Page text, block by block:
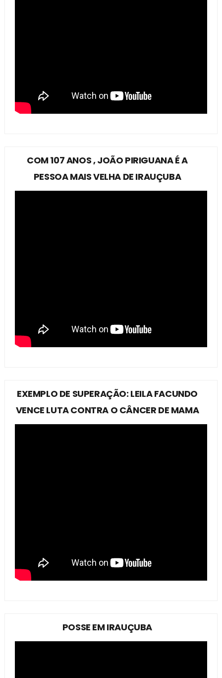
COM 107 ANOS , JOÃO PIRIGUANA É A
PESSOA MAIS VELHA DE IRAUÇUBA
EXEMPLO DE SUPERAÇÃO: LEILA FACUNDO
VENCE LUTA CONTRA O CÂNCER DE MAMA
POSSE EM IRAUÇUBA